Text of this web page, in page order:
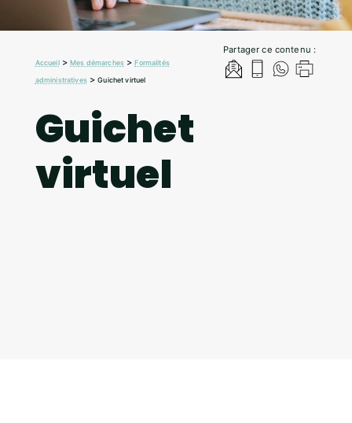
Partager ce contenu :
Accueil>Mes démarches >Formalités
administratives>Guichet virtuel
Guichet
virtuel